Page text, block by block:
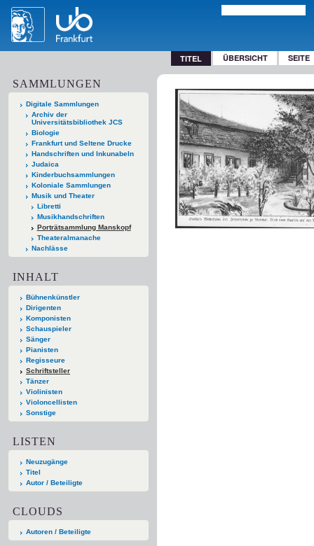
TITEL ÜBERSICHT SEITE
SAMMLUNGEN
Digitale Sammlungen
Archiv der
Universitätsbibliothek JCS
Biologie
Frankfurt und Seltene Drucke
Handschriften und Inkunabeln
Judaica
Kinderbuchsammlungen
Koloniale Sammlungen
Musik und Theater
Libretti
Musikhandschriften
Porträtsammlung Manskopf
Theateralmanache
Nachlässe
INHALT
Bühnenkünstler
Dirigenten
Komponisten
Schauspieler
Sänger
Pianisten
Regisseure
Schriftsteller
Tänzer
Violinisten
Violoncellisten
Sonstige
LISTEN
Neuzugänge
Titel
Autor / Beteiligte
CLOUDS
Autoren / Beteiligte